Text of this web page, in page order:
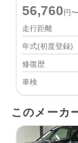
56,760円
走行距離
年式(初度登録)
修復歴
車検
このメーカ